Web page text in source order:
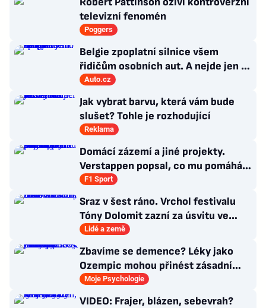
televizní fenomén
Poggers
Belgie zpoplatní silnice všem
řidičům osobních aut. A nejde jen o
dálnice
Auto.cz
Jak vybrat barvu, která vám bude
slušet? Tohle je rozhodující
Reklama
Domácí zázemí a jiné projekty.
Verstappen popsal, co mu pomáhá
se soustředit na závodění
F1 Sport
Sraz v šest ráno. Vrchol festivalu
Tóny Dolomit zazní za úsvitu ve
3000 metrech
Lidé a země
Zbavíme se demence? Léky jako
Ozempic mohou přinést zásadní
průlom v léčbě Alzheimerovy
Moje Psychologie
VIDEO: Frajer, blázen, sebevrah?